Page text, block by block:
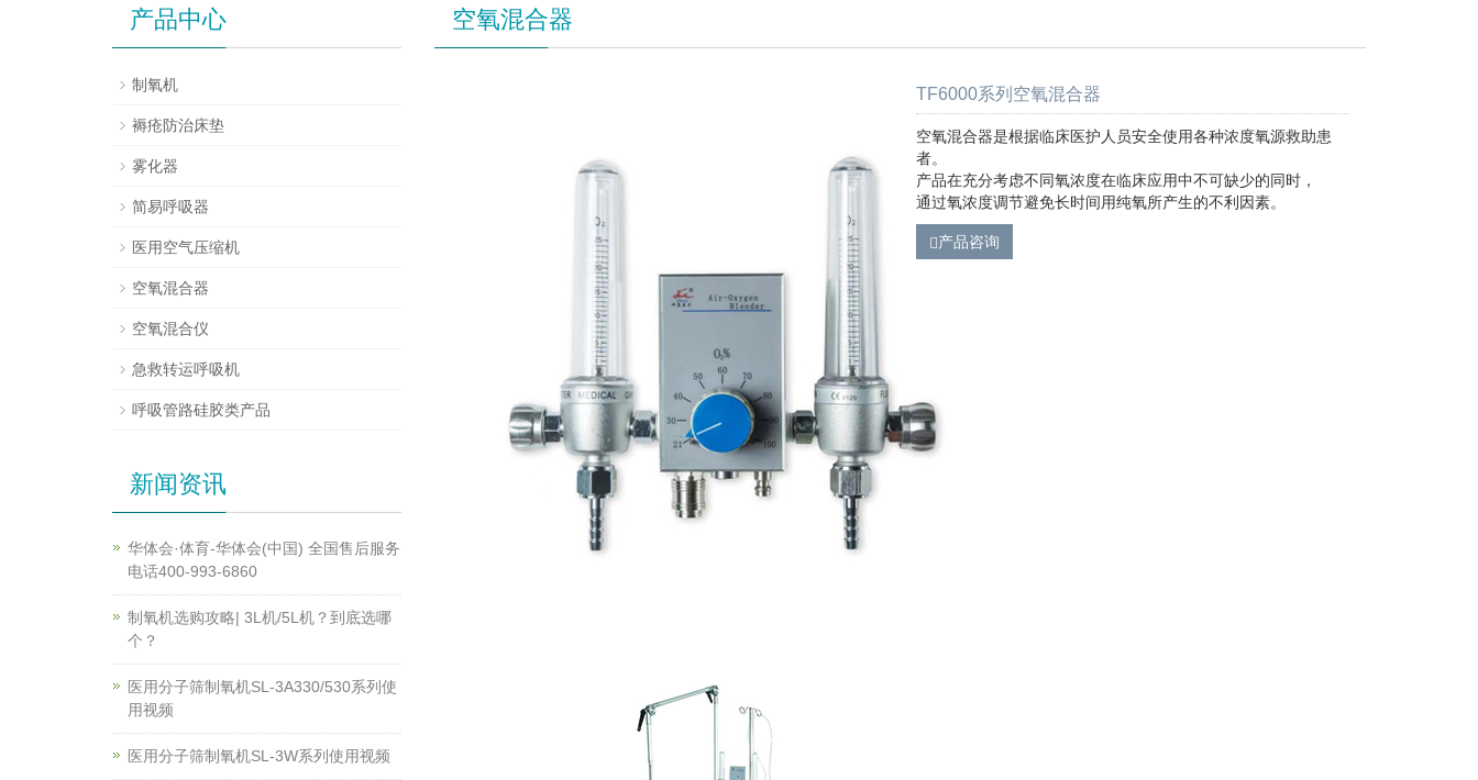
空氧混合器
TF6000系列空氧混合器
空氧混合器是根据临床医护人员安全使用各种浓度氧源救助患
者。
产品在充分考虑不同氧浓度在临床应用中不可缺少的同时，
通过氧浓度调节避免长时间用纯氧所产生的不利因素。
产品咨询
产品中心
制氧机
褥疮防治床垫
雾化器
简易呼吸器
医用空气压缩机
空氧混合器
空氧混合仪
急救转运呼吸机
呼吸管路硅胶类产品
新闻资讯
华体会·体育-华体会(中国) 全国售后服务
电话400-993-6860
制氧机选购攻略| 3L机/5L机？到底选哪
个？
医用分子筛制氧机SL-3A330/530系列使
用视频
医用分子筛制氧机SL-3W系列使用视频